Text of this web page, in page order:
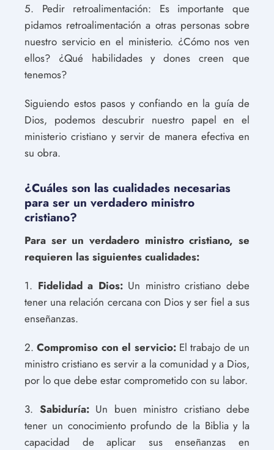
5. Pedir retroalimentación: Es importante que
pidamos retroalimentación a otras personas sobre
nuestro servicio en el ministerio. ¿Cómo nos ven
ellos? ¿Qué habilidades y dones creen que
tenemos?
Siguiendo estos pasos y confiando en la guía de
Dios, podemos descubrir nuestro papel en el
ministerio cristiano y servir de manera efectiva en
su obra.
¿Cuáles son las cualidades necesarias
para ser un verdadero ministro
cristiano?
Para ser un verdadero ministro cristiano, se
requieren las siguientes cualidades:
1. Fidelidad a Dios:Un ministro cristiano debe
tener una relación cercana con Dios y ser fiel a sus
enseñanzas.
2.Compromiso con el servicio:El trabajo de un
ministro cristiano es servir a la comunidad y a Dios,
por lo que debe estar comprometido con su labor.
3. Sabiduría:Un buen ministro cristiano debe
tener un conocimiento profundo de la Biblia y la
capacidad de aplicar sus enseñanzas en